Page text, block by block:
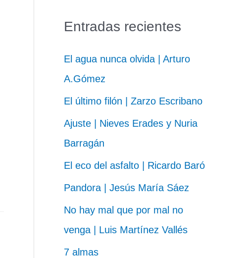
Entradas recientes
El agua nunca olvida | Arturo
A.Gómez
El último filón | Zarzo Escribano
Ajuste | Nieves Erades y Nuria
Barragán
El eco del asfalto | Ricardo Baró
Pandora | Jesús María Sáez
No hay mal que por mal no
venga | Luis Martínez Vallés
7 almas